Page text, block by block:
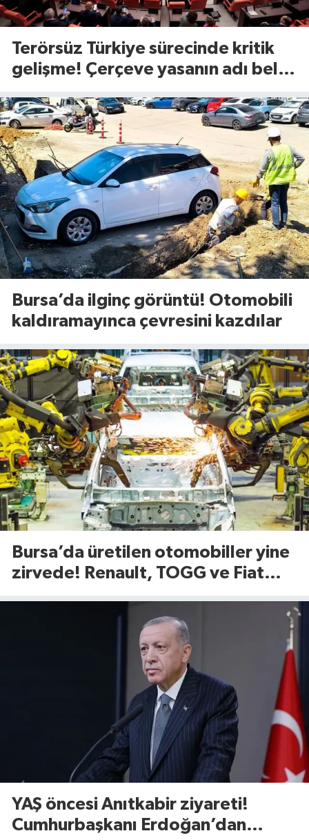
Terörsüz Türkiye sürecinde kritik
gelişme! Çerçeve yasanın adı belli
Bursa’da ilginç görüntü! Otomobili
kaldıramayınca çevresini kazdılar
Bursa’da üretilen otomobiller yine
zirvede! Renault, TOGG ve Fiat
YAŞ öncesi Anıtkabir ziyareti!
Cumhurbaşkanı Erdoğan’dan